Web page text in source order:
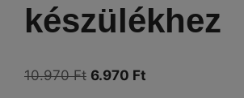
készülékhez
10.970Ft Original
6.970 Ft